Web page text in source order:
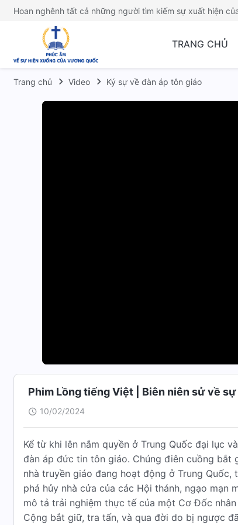
Hoan nghênh tất cả những người tìm kiếm sự xuất hiện
TRANG CHỦ
Trang chủ Video Ký sự về đàn áp tôn giáo
Phim Lồng tiếng Việt | Biên niên sử về
10/02/2024
Kể từ khi lên nắm quyền ở Trung Quốc đại lục
đàn áp đức tin tôn giáo. Chúng điên cuồng bắt
nhà truyền giáo đang hoạt động ở Trung
phá hủy nhà cửa của các Hội thánh, ngạo
mô tả trải nghiệm thực tế của một Cơ Đốc
Cộng bắt giữ, tra tấn, và qua đời do bị ngược